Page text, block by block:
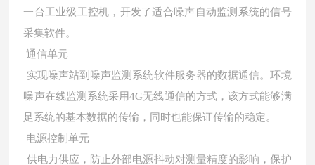
一台工业级工控机，开发了适合噪声自动监测系统的信号
采集软件。
通信单元
实现噪声站到噪声监测系统软件服务器的数据通信。环境
噪声在线监测系统采用4G无线通信的方式，该方式能够满
足系统的基本数据的传输，同时也能保证传输的稳定。
电源控制单元
供电力供应，防止外部电源抖动对测量精度的影响，保护